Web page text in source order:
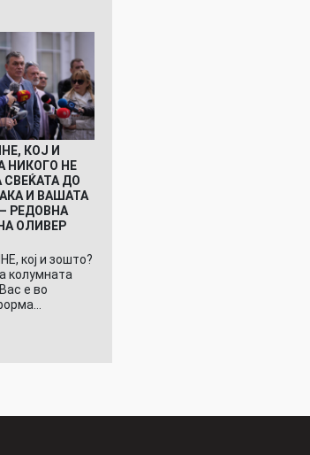
КОЈ И
НИКОГО НЕ
СВЕЌАТА ДО
И ВАШАТА
РЕДОВНА
ОЛИВЕР
кој и зошто?
колумната
е во